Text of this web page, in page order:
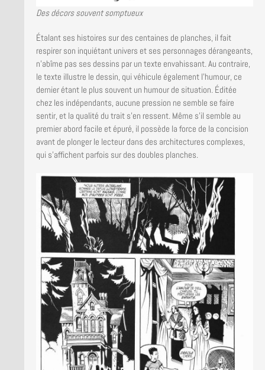
Des décors souvent somptueux
Étalant ses histoires sur des centaines de planches, il fait
respirer son inquiétant univers et ses personnages dérangeants,
n’abîme pas ses dessins par un texte envahissant. Au contraire,
le texte illustre le dessin, qui véhicule également l’humour, ce
dernier étant le plus souvent un humour de situation. Éditée
chez les indépendants, aucune pression ne semble se faire
sentir, et la qualité du trait s’en ressent. Même s’il semble au
premier abord facile et épuré, il possède la force de la concision
avant de plonger le lecteur dans des architectures complexes,
qui s’affichent parfois sur des doubles planches.